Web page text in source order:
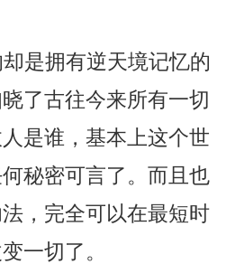
是拥有逆天境记忆的
了古往今来所有一切
是谁，基本上这个世
秘密可言了。而且也
，完全可以在最短时
一切了。